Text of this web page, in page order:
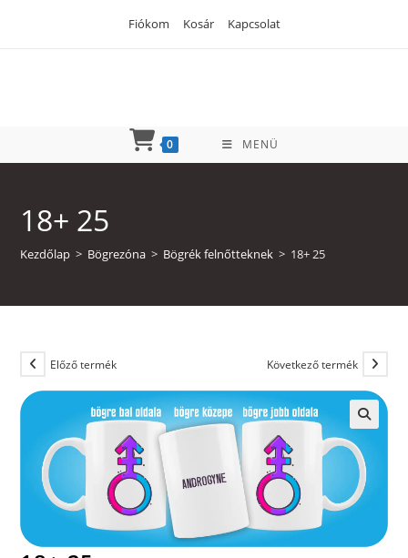
Fiókom Kosár Kapcsolat
0 MENÜ
18+ 25
Kezdőlap > Bögrezóna > Bögrék felnőtteknek > 18+ 25
Előző termék Következő termék